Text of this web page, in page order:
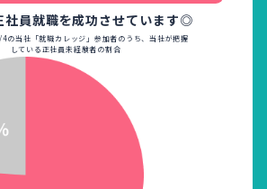
社員就職を成功させています◎
当社「就職カレッジ」参加者のうち、当社が把握
している正社員未経験者の割合